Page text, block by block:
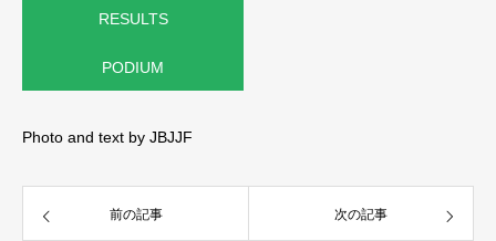
RESULTS
PODIUM
Photo and text by JBJJF
前の記事 次の記事